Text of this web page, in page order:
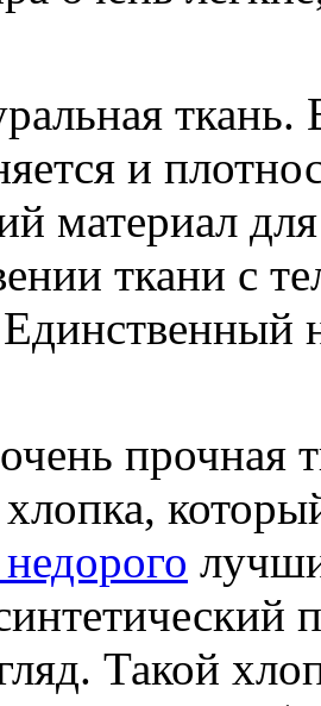
и
материал
ткани с
прочная
хлопка,
Такой